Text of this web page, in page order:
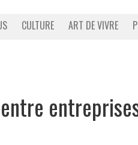
CULTURE ART DE VIVRE